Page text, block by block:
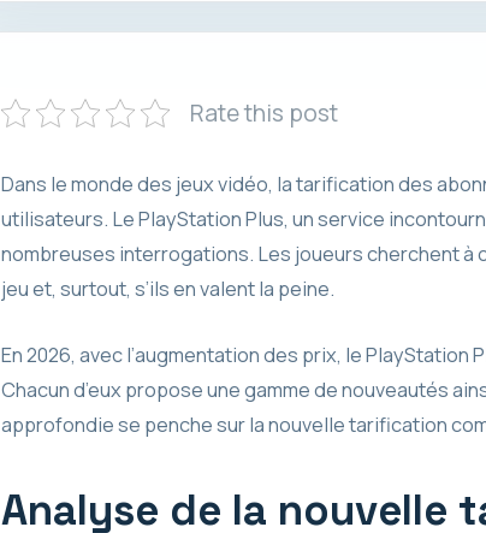
Rate this post
Dans le monde des jeux vidéo, la tarification des
utilisateurs. Le PlayStation Plus, un service
nombreuses interrogations. Les joueurs cherchent
jeu et, surtout, s’ils en valent la peine.
En 2026, avec l’augmentation des prix, le
Chacun d’eux propose une gamme de nouveautés
approfondie se penche sur la nouvelle tarification
Analyse de la nouvelle